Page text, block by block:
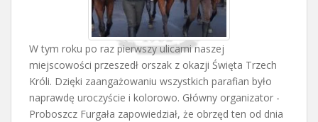
W tym roku po raz pierwszy ulicami naszej
miejscowości przeszedł orszak z okazji Święta Trzech
Króli. Dzięki zaangażowaniu wszystkich parafian było
naprawdę uroczyście i kolorowo. Główny organizator -
Proboszcz Furgała zapowiedział, że obrzęd ten od dnia